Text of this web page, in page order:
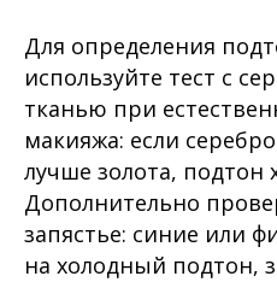
Для определения
используйте тест с
тканью при
макияжа: если
лучше золота, подтон
Дополнительно
запястье: синие или
на холодный подтон,